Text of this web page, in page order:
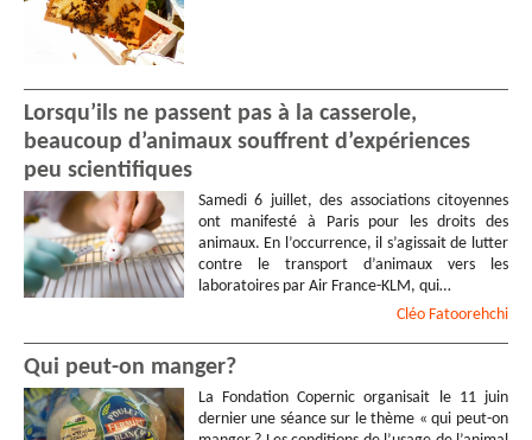
Lorsqu’ils ne passent pas à la casserole,
beaucoup d’animaux souffrent d’expériences
peu scientifiques
Samedi 6 juillet, des associations citoyennes
ont manifesté à Paris pour les droits des
animaux. En l’occurrence, il s’agissait de lutter
contre le transport d’animaux vers les
laboratoires par Air France-KLM, qui…
Cléo Fatoorehchi
Qui peut-on manger?
La Fondation Copernic organisait le 11 juin
dernier une séance sur le thème « qui peut-on